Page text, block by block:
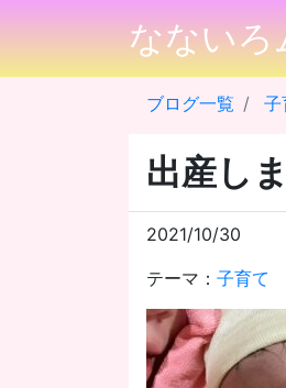
なないろ
ブログ一覧 子
出産し
2021/10/30
テーマ： 子育て